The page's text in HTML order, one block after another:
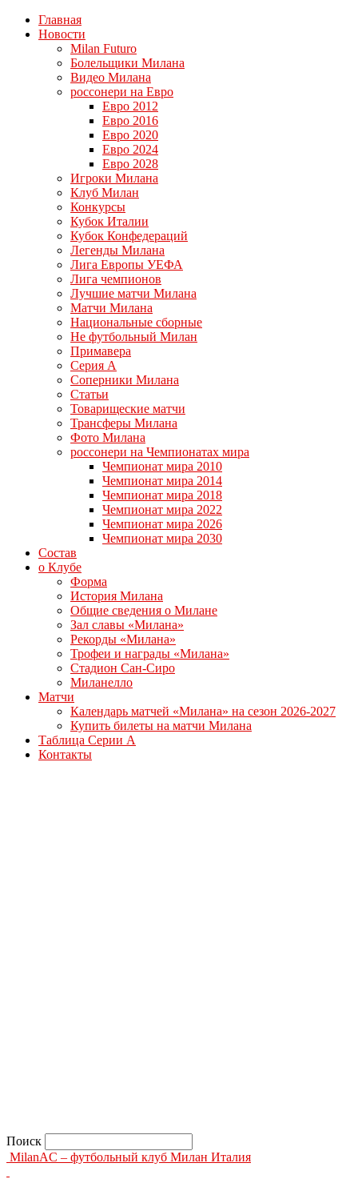
Главная
Новости
Milan Futuro
Болельщики Милана
Видео Милана
россонери на Евро
Евро 2012
Евро 2016
Евро 2020
Евро 2024
Евро 2028
Игроки Милана
Клуб Милан
Конкурсы
Кубок Италии
Кубок Конфедераций
Легенды Милана
Лига Европы УЕФА
Лига чемпионов
Лучшие матчи Милана
Матчи Милана
Национальные сборные
Не футбольный Милан
Примавера
Серия А
Соперники Милана
Статьи
Товарищеские матчи
Трансферы Милана
Фото Милана
россонери на Чемпионатах мира
Чемпионат мира 2010
Чемпионат мира 2014
Чемпионат мира 2018
Чемпионат мира 2022
Чемпионат мира 2026
Чемпионат мира 2030
Состав
о Клубе
Форма
История Милана
Общие сведения о Милане
Зал славы «Милана»
Рекорды «Милана»
Трофеи и награды «Милана»
Стадион Сан-Сиро
Миланелло
Матчи
Календарь матчей «Милана» на сезон 2026-2027
Купить билеты на матчи Милана
Таблица Серии А
Контакты
Поиск
MilanAC – футбольный клуб Милан Италия